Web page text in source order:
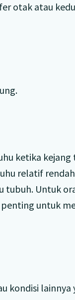
otak atau
ketika
relatif
tubuh. Untuk
untuk
kondisi lainnya